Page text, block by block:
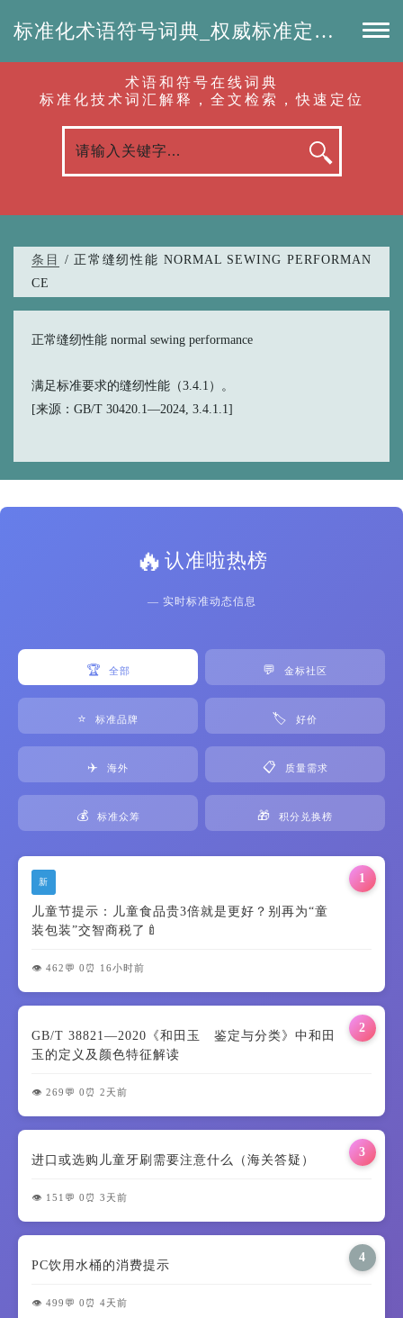
标准化术语符号词典_权威标准定义_专业词汇查询-认准啦（RenZhunLa.com）
术语和符号在线词典
标准化技术词汇解释，全文检索，快速定位
条目
/ 正常缝纫性能 NORMAL SEWING PERFORMAN
CE
正常缝纫性能 normal sewing performance
满足标准要求的缝纫性能（3.4.1）。
[来源：GB/T 30420.1—2024, 3.4.1.1]
🔥 认准啦热榜
— 实时标准动态信息
🏆 全部 💬 金标社区
⭐ 标准品牌 🏷️ 好价
✈️ 海外 📋 质量需求
💰 标准众筹 🎁 积分兑换榜
1
新
儿童节提示：儿童食品贵3倍就是更好？别再为“童
装包装”交智商税了🍼
👁️ 462 💬 0 ⏰ 16小时前
2
GB/T 38821—2020《和田玉 鉴定与分类》中和田
玉的定义及颜色特征解读
👁️ 269 💬 0 ⏰ 2天前
3
进口或选购儿童牙刷需要注意什么（海关答疑）
👁️ 151 💬 0 ⏰ 3天前
4
PC饮用水桶的消费提示
👁️ 499 💬 0 ⏰ 4天前